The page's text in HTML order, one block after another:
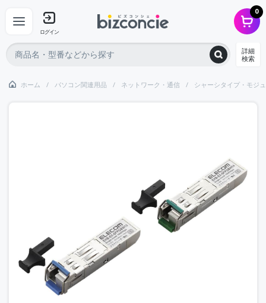
ログイン
0
詳細
検索
ホーム パソコン関連用品 ネットワーク・通信 シャーシタイプ・モジ